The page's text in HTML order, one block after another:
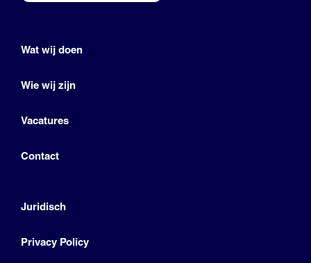
Wat wij doen
Wie wij zijn
Vacatures
Contact
Juridisch
Privacy Policy